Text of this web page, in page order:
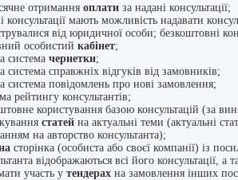
отримання оплатиза надані консультації;
консультації мають можливість надавати
від юридичної особи; безкоштовні
особистий кабінет;
система чернетки;
система справжніх відгуків від замовників;
система повідомлень про нові замовлення;
рейтингу консультантів;
користування базою консультацій (за
статейна актуальні теми (актуальні
на авторство консультанта);
сторінка (особиста або своєї компанії) із
відображаються всі його консультації, а
участь у тендерахна замовлення інших